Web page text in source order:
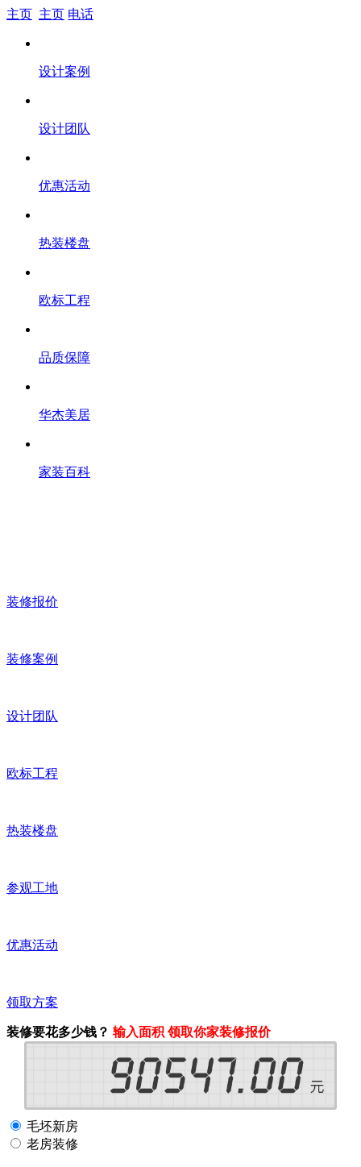
主页 主页 电话
设计案例
设计团队
优惠活动
热装楼盘
欧标工程
品质保障
华杰美居
家装百科
装修报价
装修案例
设计团队
欧标工程
热装楼盘
参观工地
优惠活动
领取方案
装修要花多少钱？ 输入面积 领取你家装修报价
毛坯新房
老房装修